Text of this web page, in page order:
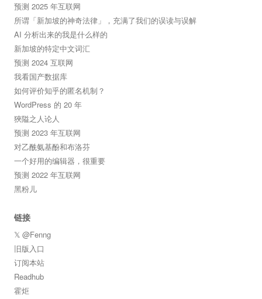
预测 2025 年互联网
所谓「新加坡的神奇法律」，充满了我们的误读与误解
AI 分析出来的我是什么样的
新加坡的特定中文词汇
预测 2024 互联网
我看国产数据库
如何评价知乎的匿名机制？
WordPress 的 20 年
狹隘之人论人
预测 2023 年互联网
对乙酰氨基酚和布洛芬
一个好用的编辑器，很重要
预测 2022 年互联网
黑粉儿
链接
𝕏 @Fenng
旧版入口
订阅本站
Readhub
霍炬